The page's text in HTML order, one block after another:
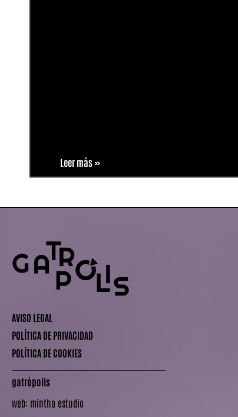
Leer más »
AVISO LEGAL
POLÍTICA DE PRIVACIDAD
POLÍTICA DE COOKIES
gatrópolis
web: mintha estudio